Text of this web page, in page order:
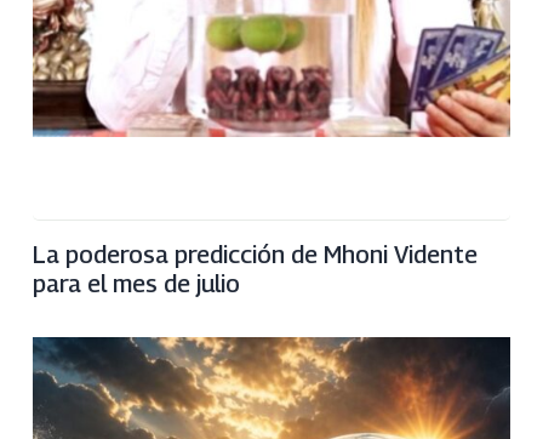
La poderosa predicción de Mhoni Vidente
para el mes de julio